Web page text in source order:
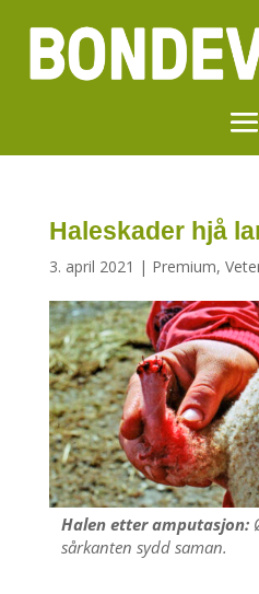
Haleskader hjå
3. april 2021 | Premium,
Halen etter amputasjon:
sårkanten sydd saman.